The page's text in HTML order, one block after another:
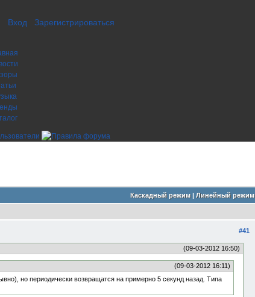
Вход Зарегистрироваться
Каскадный режим| Линейный режим
#41
(09-03-2012 16:50)
(09-03-2012 16:11)
но периодически возвращатся на примерно 5 секунд назад. Типа